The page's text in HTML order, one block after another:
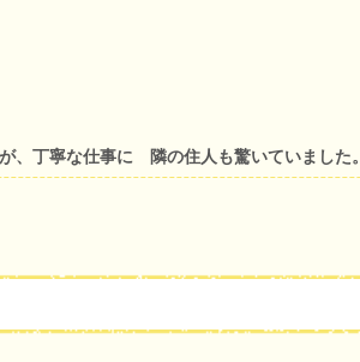
、丁寧な仕事に 隣の住人も驚いていました。